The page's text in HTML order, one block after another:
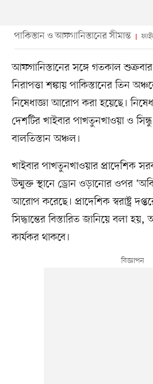
পাকিস্তান ও আফগানিস্তানের সীমান্ত
আফগানিস্তানের সঙ্গে গতকাল
নিরাপত্তা শঙ্কায় পাকিস্তানের তিন
নিষেধাজ্ঞা আরোপ করা হয়েছে।
দেশটির খাইবার পাখতুনখাওয়া ও
বালতিস্তান অঞ্চল।
খাইবার পাখতুনখাওয়ার প্রাদেশিক
উন্মুক্ত স্থানে ড্রোন ওড়ানোর ওপর
আরোপ করেছে। প্রাদেশিক স্বরাষ্ট্র
সিদ্ধান্তের বিস্তারিত জানিয়ে বলা
কার্যকর থাকবে।